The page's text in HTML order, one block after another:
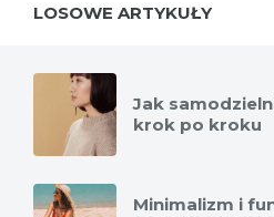
LOSOWE ARTYKUŁY
Jak
krok po kroku
Minimalizm i